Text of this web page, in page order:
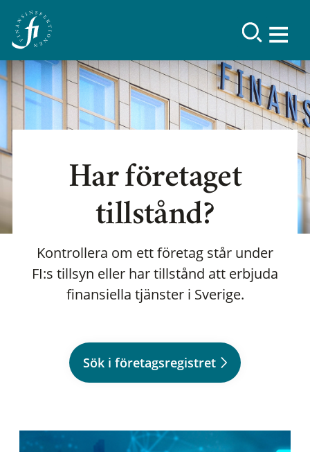
Har företaget
tillstånd?
Kontrollera om ett företag står under
FI:s tillsyn eller har tillstånd att erbjuda
finansiella tjänster i Sverige.
Sök i företagsregistret